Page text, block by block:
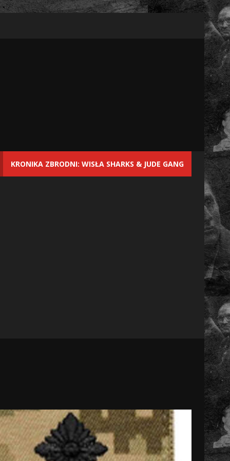
KRONIKA ZBRODNI: WISŁA SHARKS & JUDE GANG